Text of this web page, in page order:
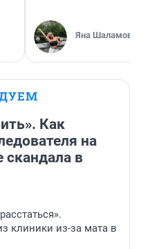
Яна Шаламова
Как
на
скандала в
клиники из-за мата в